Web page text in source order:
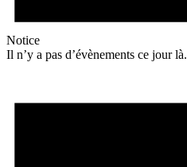
Notice
Il n’y a pas d’évènements ce jour là.